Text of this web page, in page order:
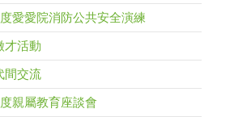
愛愛院消防公共安全演練
才活動
間交流
親屬教育座談會